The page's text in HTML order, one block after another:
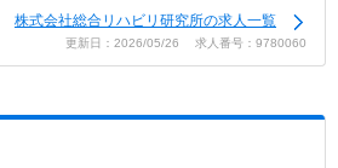
株式会社総合リハビリ研究所の求人一覧
更新日：2026/05/26 求人番号：9780060